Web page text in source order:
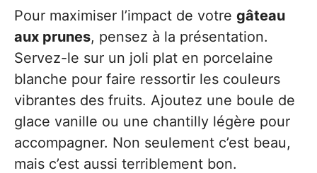
Pour maximiser l’impact de votre gâteau
aux prunes, pensez à la présentation.
Servez-le sur un joli plat en porcelaine
blanche pour faire ressortir les couleurs
vibrantes des fruits. Ajoutez une boule de
glace vanille ou une chantilly légère pour
accompagner. Non seulement c’est beau,
mais c’est aussi terriblement bon.